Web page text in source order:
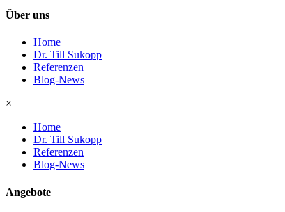
Über uns
Home
Dr. Till Sukopp
Referenzen
Blog-News
×
Home
Dr. Till Sukopp
Referenzen
Blog-News
Angebote